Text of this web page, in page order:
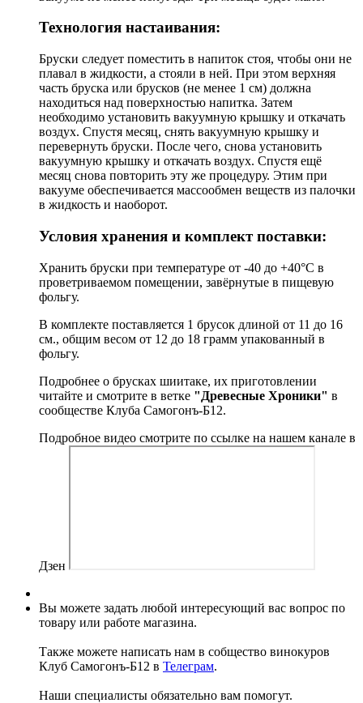
Технология настаивания:
Бруски следует поместить в напиток стоя, чтобы они не
плавал в жидкости, а стояли в ней. При этом верхняя
часть бруска или брусков (не менее 1 см) должна
находиться над поверхностью напитка. Затем
необходимо установить вакуумную крышку и откачать
воздух. Спустя месяц, снять вакуумную крышку и
перевернуть бруски. После чего, снова установить
вакуумную крышку и откачать воздух. Спустя ещё
месяц снова повторить эту же процедуру. Этим при
вакууме обеспечивается массообмен веществ из палочки
в жидкость и наоборот.
Условия хранения и комплект поставки:
Хранить бруски при температуре от -40 до +40°С в
проветриваемом помещении, завёрнутые в пищевую
фольгу.
В комплекте поставляется 1 брусок длиной от 11 до 16
см., общим весом от 12 до 18 грамм упакованный в
фольгу.
Подробнее о брусках шиитаке, их приготовлении
читайте и смотрите в ветке "Древесные Хроники" в
сообществе Клуба Самогонъ-Б12.
Подробное видео смотрите по ссылке на нашем канале в
Дзен
Вы можете задать любой интересующий вас вопрос по
товару или работе магазина.
Также можете написать нам в собщество винокуров
Клуб Самогонъ-Б12 в Телеграм.
Наши специалисты обязательно вам помогут.